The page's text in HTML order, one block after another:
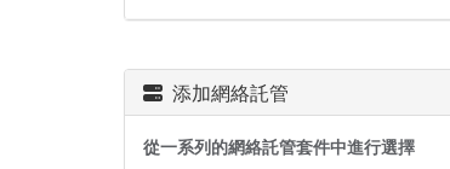
添加網絡託管
從一系列的網絡託管套件中進行選擇